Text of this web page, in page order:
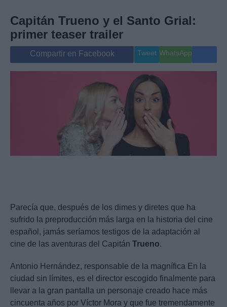
Internacional
Viajes
Musica
Capitán Trueno y el Santo Grial:
primer teaser trailer
Compartir en Facebook Tweet WhatsApp
Parecía que, después de los dimes y diretes que ha
sufrido la preproducción más larga en la historia del cine
español, jamás seríamos testigos de la adaptación al
cine de las aventuras del Capitán Trueno.
Antonio Hernández, responsable de la magnífica En la
ciudad sin límites, es el director escogido finalmente para
llevar a la gran pantalla un personaje creado hace más
cincuenta años por Víctor Mora y que fue tremendamente